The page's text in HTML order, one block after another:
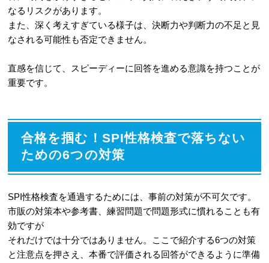
なるリスクがあります。
また、深く考えすぎている様子は、決断力や判断力の不足と見
なされる可能性も否定できません。
直感を信じて、スピーディーに回答を進める意識を持つことが
重要です。
合格を掴む！SPI性格検査で落ちない
ための6つの対策
SPI性格検査を通過するためには、事前の対策が不可欠です。
市販の対策本や参考書、練習問題で問題形式に慣れることも有
効ですが
それだけでは十分ではありません。ここで紹介する6つの対策
と注意点を押さえ、本番で評価される回答ができるように準備